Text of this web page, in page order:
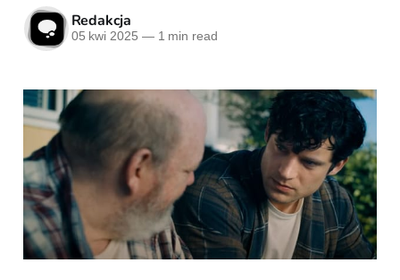
Redakcja
05 kwi 2025 —1 min read